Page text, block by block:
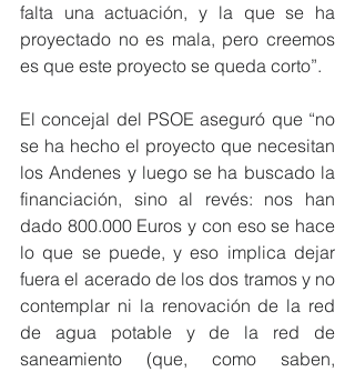
falta una actuación, y la que se ha
proyectado no es mala, pero creemos
es que este proyecto se queda corto”.
El concejal del PSOE aseguró que “no
se ha hecho el proyecto que necesitan
los Andenes y luego se ha buscado la
financiación, sino al revés: nos han
dado 800.000 Euros y con eso se hace
lo que se puede, y eso implica dejar
fuera el acerado de los dos tramos y no
contemplar ni la renovación de la red
de agua potable y de la red de
saneamiento (que, como saben,